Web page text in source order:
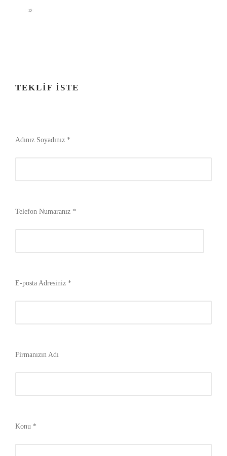
TEKLIF İSTE
Adınız Soyadınız *
Telefon Numaranız *
E-posta Adresiniz *
Firmanızın Adı
Konu *